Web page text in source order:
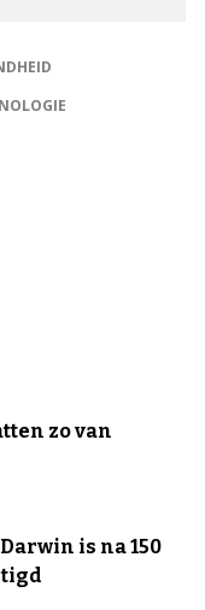
zo van
is na 150